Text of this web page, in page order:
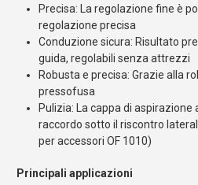
Precisa: La regolazione fine è
regolazione precisa
Conduzione sicura: Risultato
guida, regolabili senza attrezzi
Robusta e precisa: Grazie alla
pressofusa
Pulizia: La cappa di
raccordo sotto il riscontro
per accessori OF 1010)
Principali applicazioni